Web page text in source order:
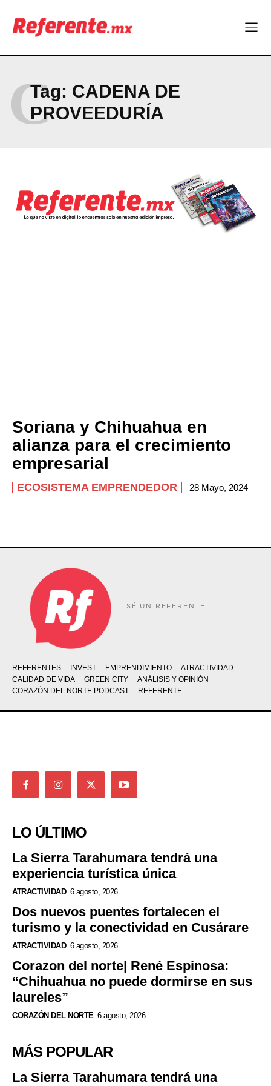
ABOUT
NEWSLETTER
Tag: CADENA DE
PROVEEDURÍA
C
Soriana y Chihuahua en
alianza para el crecimiento
empresarial
ECOSISTEMA EMPRENDEDOR 28 Mayo, 2024
SÉ UN REFERENTE
REFERENTES INVEST EMPRENDIMIENTO
ATRACTIVIDAD
CALIDAD DE VIDA
GREEN CITY
ANÁLISIS Y OPINIÓN
CORAZÓN DEL NORTE PODCAST
REFERENTE
LO ÚLTIMO
La Sierra Tarahumara tendrá una
experiencia turística única
ATRACTIVIDAD 6 agosto, 2026
Dos nuevos puentes fortalecen el
turismo y la conectividad en Cusárare
ATRACTIVIDAD 6 agosto, 2026
Corazon del norte| René Espinosa:
“Chihuahua no puede dormirse en sus
laureles”
CORAZÓN DEL NORTE 6 agosto, 2026
MÁS POPULAR
La Sierra Tarahumara tendrá una